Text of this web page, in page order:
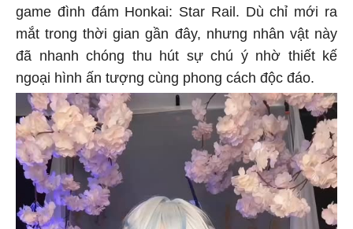
game đình đám Honkai: Star Rail. Dù chỉ mới ra
mắt trong thời gian gần đây, nhưng nhân vật này
đã nhanh chóng thu hút sự chú ý nhờ thiết kế
ngoại hình ấn tượng cùng phong cách độc đáo.